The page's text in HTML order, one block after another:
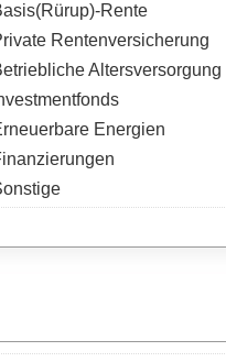
Rente
Rentenversicherung
Altersversorgung
Energien